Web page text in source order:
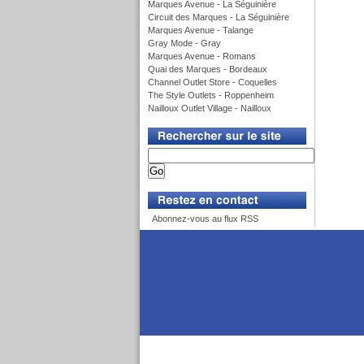
Marques Avenue - La Séguinière
Circuit des Marques - La Séguinière
Marques Avenue - Talange
Gray Mode - Gray
Marques Avenue - Romans
Quai des Marques - Bordeaux
Channel Outlet Store - Coquelles
The Style Outlets - Roppenheim
Nailloux Outlet Village - Nailloux
Abonnez-vous au flux RSS